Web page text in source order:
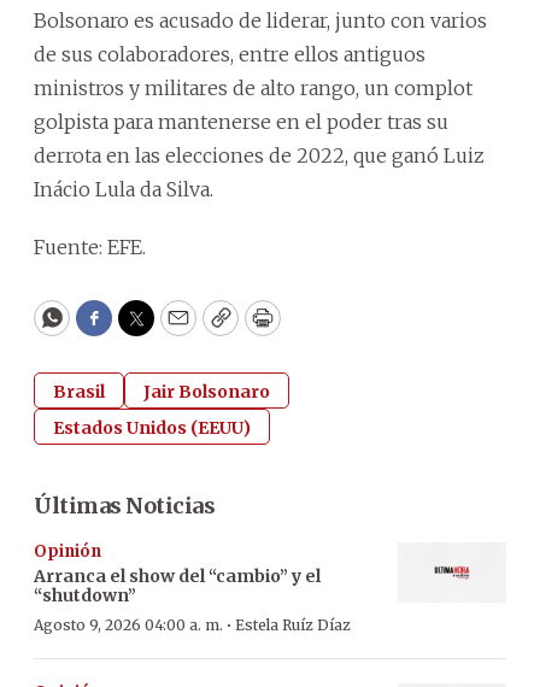
Bolsonaro es acusado de liderar, junto con varios
de sus colaboradores, entre ellos antiguos
ministros y militares de alto rango, un complot
golpista para mantenerse en el poder tras su
derrota en las elecciones de 2022, que ganó Luiz
Inácio Lula da Silva.
Fuente: EFE.
WhatsApp
Facebook
Twitter
EmailCopyPrint
Brasil
Jair Bolsonaro
Estados Unidos (EEUU)
Últimas Noticias
Opinión
Arranca el show del “cambio” y el
“shutdown”
Agosto 9, 2026 04:00 a. m. · Estela Ruíz Díaz